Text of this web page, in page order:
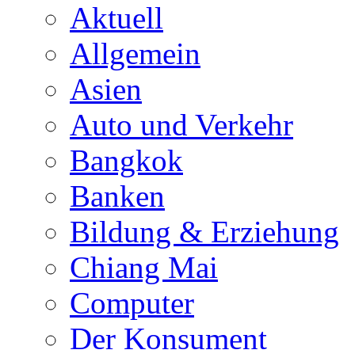
Aktuell
Allgemein
Asien
Auto und Verkehr
Bangkok
Banken
Bildung & Erziehung
Chiang Mai
Computer
Der Konsument